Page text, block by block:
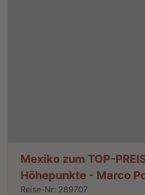
Mexiko zum TOP-
Höhepunkte - Marco
Reise-Nr: 289707